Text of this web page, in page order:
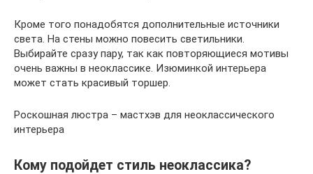
Кроме того понадобятся дополнительные источники
света. На стены можно повесить светильники.
Выбирайте сразу пару, так как повторяющиеся мотивы
очень важны в неоклассике. Изюминкой интерьера
может стать красивый торшер.
Роскошная люстра – мастхэв для неоклассического
интерьера
Кому подойдет стиль неоклассика?